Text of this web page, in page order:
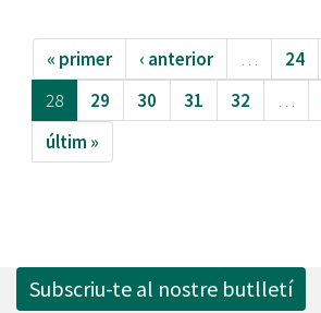
« primer ‹ anterior … 24
28
29 30 31 32 …
últim »
Subscriu-te al nostre butlletí